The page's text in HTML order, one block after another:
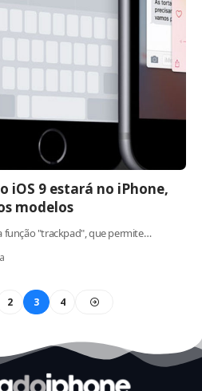
iOS 9 estará no iPhone,
modelos
função "trackpad", que permite…
2 3 4